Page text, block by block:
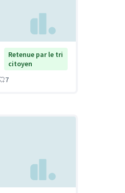
Retenue par le tri
citoyen
7